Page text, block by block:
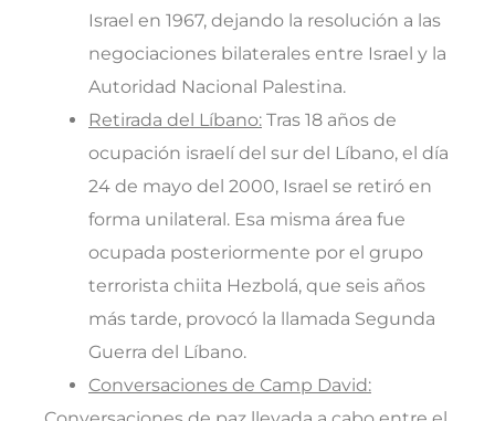
Israel en 1967, dejando la resolución a las
negociaciones bilaterales entre Israel y la
Autoridad Nacional Palestina.
Retirada del Líbano: Tras 18 años de
ocupación israelí del sur del Líbano, el día
24 de mayo del 2000, Israel se retiró en
forma unilateral. Esa misma área fue
ocupada posteriormente por el grupo
terrorista chiita Hezbolá, que seis años
más tarde, provocó la llamada Segunda
Guerra del Líbano.
Conversaciones de Camp David: